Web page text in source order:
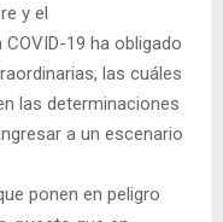
y el
19 ha obligado
las cuáles
las determinaciones
a un escenario
ponen en peligro